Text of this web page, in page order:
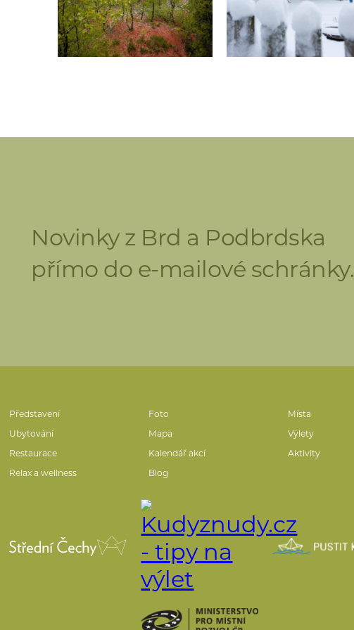
Novinky z Brd a Podbrdska
přímo do e-mailové schránky.
Představení Foto
Místa
Ubytování
Mapa
Výlety
Restaurace
Kalendář akcí
Aktivity
Relax a wellness
Blog